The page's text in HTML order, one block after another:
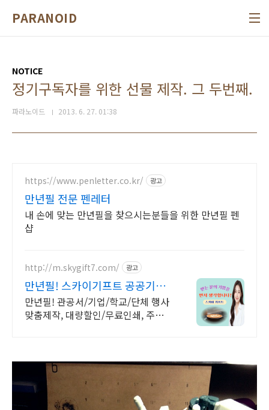
PARANOID
NOTICE
정기구독자를 위한 선물 제작. 그 두번째.
파라노이드 2013. 6. 27. 01:38
https://www.penletter.co.kr/ 광고
만년필 전문 펜레터
내 손에 맞는 만년필을 찾으시는분들을 위한 만년필 펜
샵
http://m.skygift7.com/ 광고
만년필! 스카이기프트 공공기관
우선구매 대상기업
만년필! 관공서/기업/학교/단체 행사
맞춤제작, 대량할인/무료인쇄, 주문-